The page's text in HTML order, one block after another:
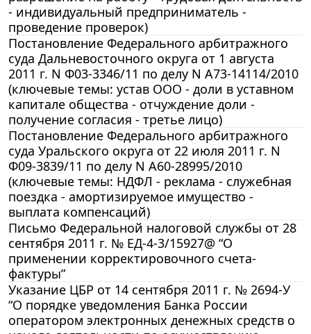
- индивидуальный предприниматель -
проведение проверок)
Постановление Федерального арбитражного
суда Дальневосточного округа от 1 августа
2011 г. N Ф03-3346/11 по делу N А73-14114/2010
(ключевые темы: устав ООО - доли в уставном
капитале общества - отчуждение доли -
получение согласия - третье лицо)
Постановление Федерального арбитражного
суда Уральского округа от 22 июля 2011 г. N
Ф09-3839/11 по делу N А60-28995/2010
(ключевые темы: НДФЛ - реклама - служебная
поездка - амортизируемое имущество -
выплата компенсаций)
Письмо Федеральной налоговой службы от 28
сентября 2011 г. № ЕД-4-3/15927@ “О
применении корректировочного счета-
фактуры”
Указание ЦБР от 14 сентября 2011 г. № 2694-У
“О порядке уведомления Банка России
оператором электронных денежных средств о